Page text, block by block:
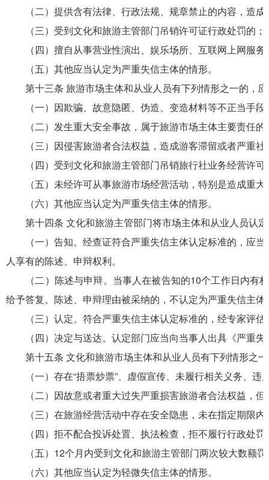
（二）提供含有法律、行政法规、规章禁止的内容，造成
（三）受到文化和旅游主管部门吊销许可证行政处罚的；
（四）擅自从事营业性演出、娱乐场所、互联网上网服务
（五）其他应当认定为严重失信主体的情形。
第十三条 旅游市场主体和从业人员有下列情形之一的，
（一）因欺骗、故意隐匿、伪造、变造材料等不正当手段
（二）发生重大安全事故，属于旅游市场主体主要责任的
（三）因侵害旅游者合法权益，造成游客滞留或者严重社
（四）受到文化和旅游主管部门吊销旅行社业务经营许可
（五）未经许可从事旅游市场经营活动，特别是造成重大
（六）其他应当认定为严重失信主体的情形。
第十四条 文化和旅游主管部门将市场主体和从业人员认
（一）告知。经查证符合严重失信主体认定标准的，应当
人享有的陈述、申辩权利。
（二）陈述与申辩。当事人在被告知的10个工作日内有
给予答复。陈述、申辩理由被采纳的，不认定为严重失信主体
（三）认定。符合严重失信主体认定标准的，经专家评估
（四）决定与送达。认定部门应当向当事人出具《严重失
第十五条 文化和旅游市场主体和从业人员有下列情形之
（一）存在“捂票炒票”、虚假宣传、未履行相关义务、违
（二）因故意或者重大过失严重损害旅游者合法权益，但
（三）在旅游经营活动中存在安全隐患，未在指定期限内
（四）拒不配合投诉处置、执法检查，拒不履行行政处罚
（五）12个月内受到文化和旅游主管部门两次较大数额罚
（六）其他应当认定为轻微失信主体的情形。